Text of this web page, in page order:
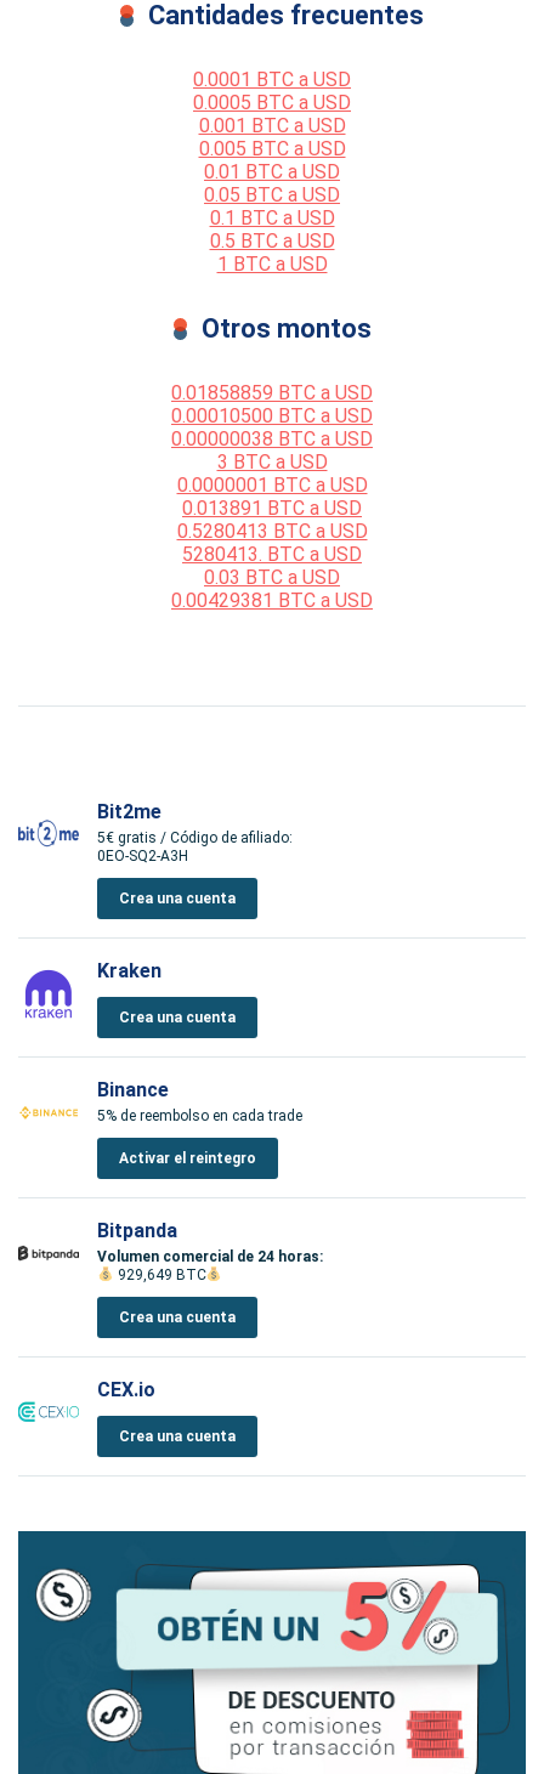
Cantidades frecuentes
0.0001 BTC a USD
0.0005 BTC a USD
0.001 BTC a USD
0.005 BTC a USD
0.01 BTC a USD
0.05 BTC a USD
0.1 BTC a USD
0.5 BTC a USD
1 BTC a USD
Otros montos
0.01858859 BTC a USD
0.00010500 BTC a USD
0.00000038 BTC a USD
3 BTC a USD
0.0000001 BTC a USD
0.013891 BTC a USD
0.5280413 BTC a USD
5280413. BTC a USD
0.03 BTC a USD
0.00429381 BTC a USD
Bit2me
5€ gratis / Código de afiliado:
0EO-SQ2-A3H
Crea una cuenta
Kraken
Crea una cuenta
Binance
5% de reembolso en cada trade
Activar el reintegro
Bitpanda
Volumen comercial de 24 horas:
929,649 BTC
Crea una cuenta
CEX.io
Crea una cuenta